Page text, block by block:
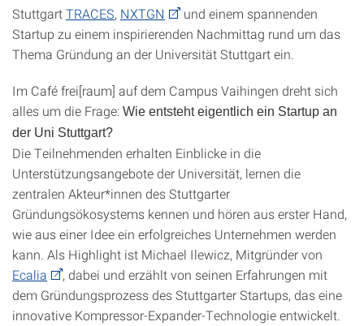
StuttgartTRACES, NXTGN
und einem spannenden
Startup zu einem inspirierenden Nachmittag rund um das
Thema Gründung an der Universität Stuttgart ein.
Im Café frei[raum] auf dem Campus Vaihingen dreht sich
alles um die Frage: Wie entsteht eigentlich ein Startup an
der Uni Stuttgart?
Die Teilnehmenden erhalten Einblicke in die
Unterstützungsangebote der Universität, lernen die
zentralen Akteur*innen des Stuttgarter
Gründungsökosystems kennen und hören aus erster Hand,
wie aus einer Idee ein erfolgreiches Unternehmen werden
kann. Als Highlight ist Michael Ilewicz, Mitgründer von
Ecalia
, dabei und erzählt von seinen Erfahrungen mit
dem Gründungsprozess des Stuttgarter Startups, das eine
innovative Kompressor-Expander-Technologie entwickelt.